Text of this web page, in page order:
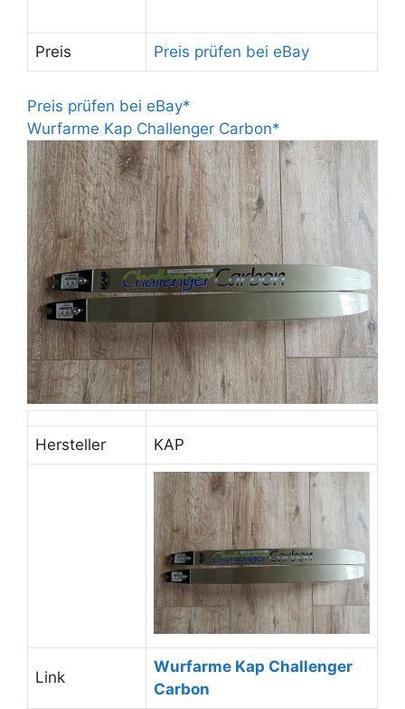
Preis Preis prüfen bei eBay
Preis prüfen bei eBay*
Wurfarme Kap Challenger Carbon*
Hersteller KAP
Link
Wurfarme Kap Challenger
Carbon